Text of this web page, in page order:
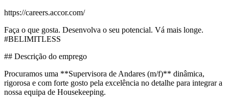
https://careers.accor.com/
Faça o que gosta. Desenvolva o seu potencial. Vá mais longe.
#BELIMITLESS
## Descrição do emprego
Procuramos uma **Supervisora de Andares (m/f)** dinâmica,
rigorosa e com forte gosto pela excelência no detalhe para integrar a
nossa equipa de Housekeeping.